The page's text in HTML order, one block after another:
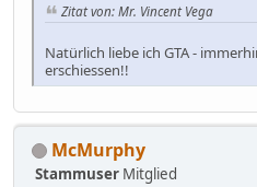
Zitat von: Mr. Vincent Vega
Natürlich liebe ich GTA -
erschiessen!!
McMurphy
Stammuser Mitglied